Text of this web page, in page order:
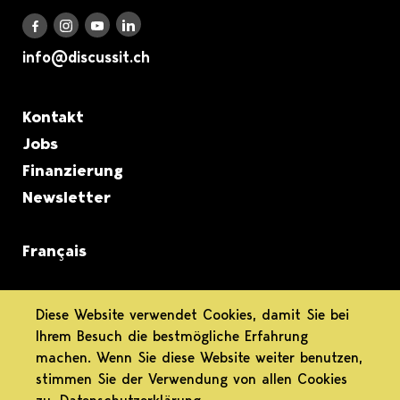
Discuss it auf Facebook
Discuss it auf Instagram
Discuss it auf Youtube
Discuss it auf LinkedIn
info@discussit.ch
Metanavigation
Kontakt
Jobs
Finanzierung
Newsletter
Français
informiert.
differenziert.
Diese Website verwendet Cookies, damit Sie bei
Ihrem Besuch die bestmögliche Erfahrung
machen. Wenn Sie diese Website weiter benutzen,
stimmen Sie der Verwendung von allen Cookies